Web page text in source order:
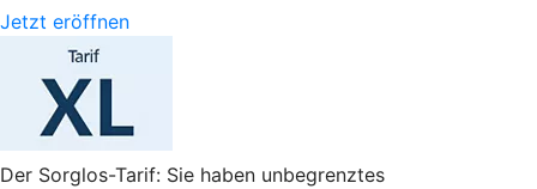
Jetzt eröffnen
Der Sorglos-Tarif: Sie haben unbegrenztes